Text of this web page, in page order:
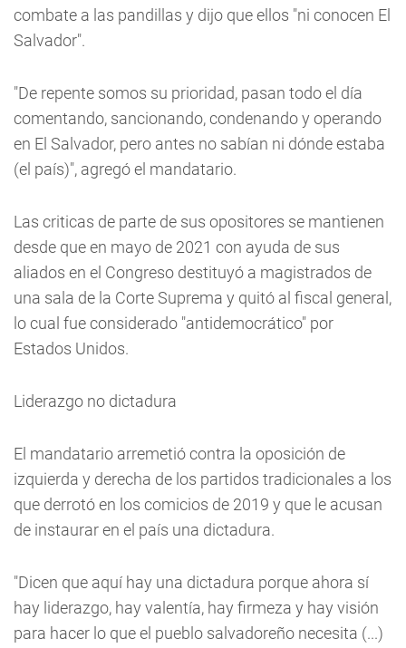
combate a las pandillas y dijo que ellos "ni conocen El
Salvador".
"De repente somos su prioridad, pasan todo el día
comentando, sancionando, condenando y operando
en El Salvador, pero antes no sabían ni dónde estaba
(el país)", agregó el mandatario.
Las criticas de parte de sus opositores se mantienen
desde que en mayo de 2021 con ayuda de sus
aliados en el Congreso destituyó a magistrados de
una sala de la Corte Suprema y quitó al fiscal general,
lo cual fue considerado "antidemocrático" por
Estados Unidos.
Liderazgo no dictadura
El mandatario arremetió contra la oposición de
izquierda y derecha de los partidos tradicionales a los
que derrotó en los comicios de 2019 y que le acusan
de instaurar en el país una dictadura.
"Dicen que aquí hay una dictadura porque ahora sí
hay liderazgo, hay valentía, hay firmeza y hay visión
para hacer lo que el pueblo salvadoreño necesita (...)